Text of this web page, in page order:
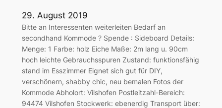
29. August 2019
Bitte an Interessenten weiterleiten Bedarf an
secondhand Kommode ? Spende : Sideboard Details:
Menge: 1 Farbe: holz Eiche Maße: 2m lang u. 90cm
hoch leichte Gebrauchsspuren Zustand: funktionsfähig
stand im Esszimmer Eignet sich gut für DIY,
verschönern, shabby chic, neu bemalen Fotos der
Kommode Abholort: Vilshofen Postleitzahl-Bereich:
94474 Vilshofen Stockwerk: ebenerdig Transport über: